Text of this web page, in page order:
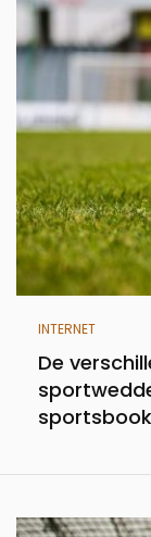
INTERNET
De
sportsbook